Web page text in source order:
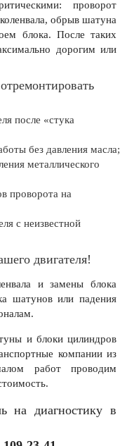
проворот
обрыв шатуна
блока. После таких
дорогим или
после «стука
без давления масла;
металлического
проворота на
с неизвестной
двигателя!
и замены блока
шатунов или падения
и блоки цилиндров
компании из
работ проводим
на диагностику в